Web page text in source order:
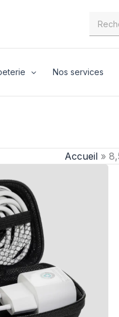
for:
Nos services
Accueil»